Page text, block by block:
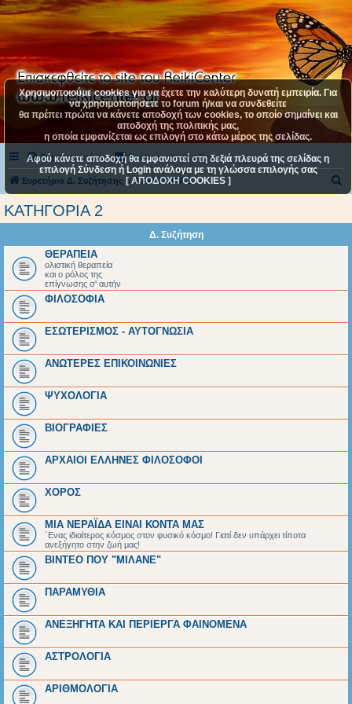
Συχνές ερωτήσεις Επικοινωνήστε μαζί μας
Ευρετήριο Δ. Συζήτησης ΚΑΤΗΓΟΡΙΑ 2
η
ΚΑΤΗΓΟΡΙΑ 2
Δ. Συζήτηση
ΘΕΡΑΠΕΙΑ
ολιστική θεραπεία
και ο ρόλος της
επίγνωσης σ' αυτήν
ΦΙΛΟΣΟΦΙΑ
ΕΣΩΤΕΡΙΣΜΟΣ - ΑΥΤΟΓΝΩΣΙΑ
ΑΝΩΤΕΡΕΣ ΕΠΙΚΟΙΝΩΝΙΕΣ
ΨΥΧΟΛΟΓΙΑ
BIOΓΡΑΦΙΕΣ
ΑΡΧΑΙΟΙ EΛΛΗΝΕΣ ΦΙΛΟΣΟΦΟΙ
ΧΟΡΟΣ
ΜΙΑ ΝΕΡΑΪΔΑ ΕΙΝΑΙ ΚΟΝΤΑ ΜΑΣ
΄Ενας ιδιαίτερος κόσμος στον φυσικό κόσμο! Γιατί δεν υπάρχει τίποτα
ανεξήγητο στην ζωή μας!
ΒΙΝΤΕΟ ΠΟΥ "ΜΙΛΑΝΕ"
ΠΑΡΑΜΥΘΙΑ
ΑΝΕΞΗΓΗΤΑ ΚΑΙ ΠΕΡΙΕΡΓΑ ΦΑΙΝΟΜΕΝΑ
ΑΣΤΡΟΛΟΓΙΑ
ΑΡΙΘΜΟΛΟΓΙΑ
Χρησιμοποιούμε cookies για να έχετε την καλύτερη δυνατή εμπειρία. Για
να χρησιμοποιήσετε το forum ή/και να συνδεθείτε
θα πρέπει πρώτα να κάνετε αποδοχή των cookies, το οποίο σημαίνει και
αποδοχή της πολιτικής μας,
η οποία εμφανίζεται ως επιλογή στο κάτω μέρος της σελίδας.
Αφού κάνετε αποδοχή θα εμφανιστεί στη δεξιά πλευρά της σελίδας η
επιλογή Σύνδεση ή Login ανάλογα με τη γλώσσα επιλογής σας
[ ΑΠΟΔΟΧΗ COOKIES ]